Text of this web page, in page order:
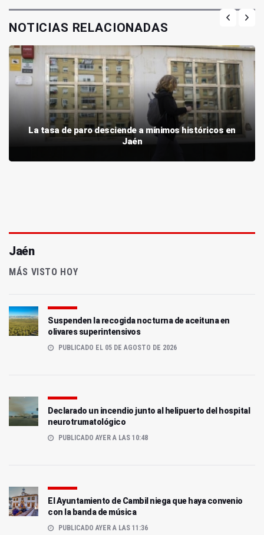
NOTICIAS RELACIONADAS
La tasa de paro desciende a mínimos históricos en
Jaén
Jaén
MÁS VISTO HOY
Suspenden la recogida nocturna de aceituna en
olivares superintensivos
PUBLICADO EL 05 DE AGOSTO DE 2026
Declarado un incendio junto al helipuerto del hospital
neurotrumatológico
PUBLICADO AYER A LAS 10:48
El Ayuntamiento de Cambil niega que haya convenio
con la banda de música
PUBLICADO AYER A LAS 11:36